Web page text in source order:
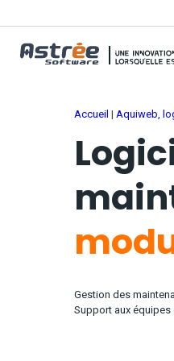
Accueil | Aquiweb,
Gestion des
Support aux